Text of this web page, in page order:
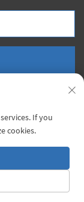
қорғалған. |
If you
cookies.